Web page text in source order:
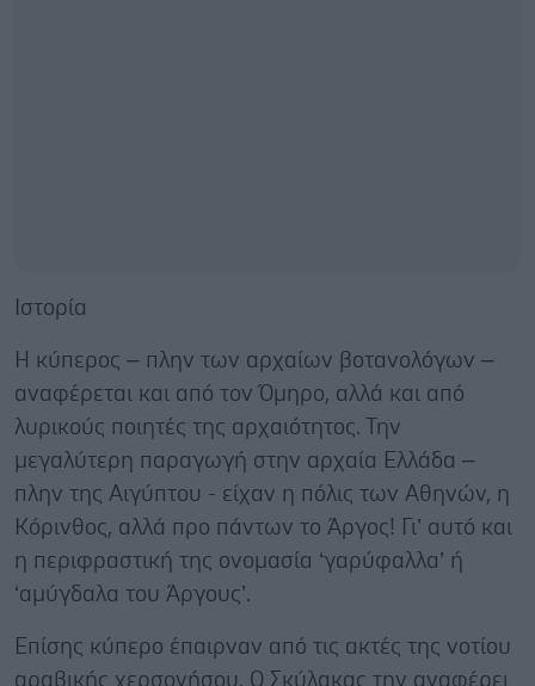
Ιστορία
Η κύπερος – πλην των αρχαίων βοτανολόγων –
αναφέρεται και από τον Όμηρο, αλλά και από
λυρικούς ποιητές της αρχαιότητος. Την
μεγαλύτερη παραγωγή στην αρχαία Ελλάδα –
πλην της Αιγύπτου - είχαν η πόλις των Αθηνών, η
Κόρινθος, αλλά προ πάντων το Άργος! Γι’ αυτό και
η περιφραστική της ονομασία ‘γαρύφαλλα’ ή
‘αμύγδαλα του Άργους’.
Επίσης κύπερο έπαιρναν από τις ακτές της νοτίου
αραβικής χερσονήσου. Ο Σκύλακας την αναφέρει